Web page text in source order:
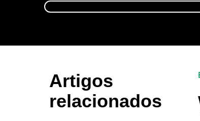
Artigos
relacionados